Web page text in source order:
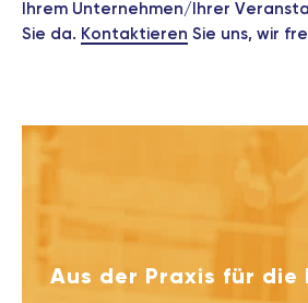
Ihrem Unternehmen/Ihrer
Sie da. Kontaktieren Sie uns, wir
Aus der Praxis für die